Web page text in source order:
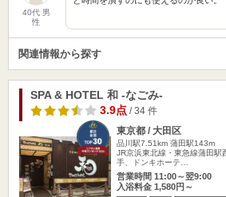
40代 男
性
関連情報から探す
SPA & HOTEL 和 -なごみ-
3.9点/ 34 件
東京都 / 大田区
品川駅7.51km 蒲田駅143m
JR京浜東北線・東急線蒲田駅
手、ドンキホーテ…
営業時間 11:00～翌9:00
入浴料金 1,580円～